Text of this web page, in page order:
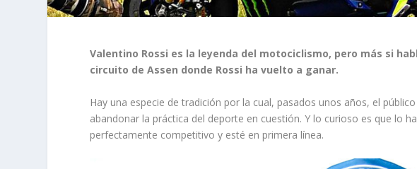
Valentino Rossi es la leyenda del motociclismo, pero más si
circuito de Assen donde Rossi ha vuelto a ganar.
Hay una especie de tradición por la cual, pasados unos años, el
abandonar la práctica del deporte en cuestión. Y lo curioso es que lo
perfectamente competitivo y esté en primera línea.